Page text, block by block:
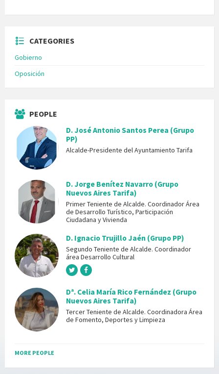
CATEGORIES
Gobierno
Oposición
PEOPLE
D. José Antonio Santos Perea (Grupo
PP)
Alcalde-Presidente del Ayuntamiento Tarifa
D. Jorge Benítez Navarro (Grupo
Nuevos Aires Tarifa)
Primer Teniente de Alcalde. Coordinador Área
de Desarrollo Turístico, Participación
Ciudadana y Vivienda
D. Ignacio Trujillo Jaén (Grupo PP)
Segundo Teniente de Alcalde. Coordinador
área Desarrollo Cultural
Dª. Celia María Rico Fernández (Grupo
Nuevos Aires Tarifa)
Tercer Teniente de Alcalde. Coordinadora Área
de Fomento, Deportes y Limpieza
MORE PEOPLE